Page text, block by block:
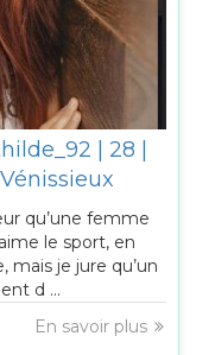
| 28 |
qu’une femme
le sport, en
mais je jure qu’un
d ...
En savoir plus